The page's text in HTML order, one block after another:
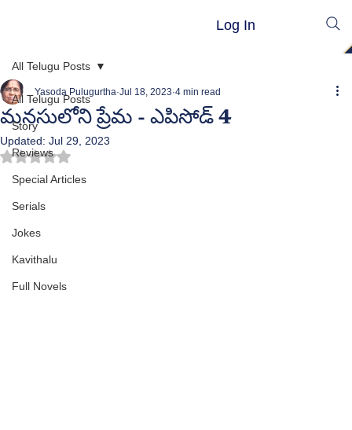
Log In
All Telugu Posts
Story
Reviews
Special Articles
Serials
Jokes
Kavithalu
Full Novels
All Telugu Posts
మనసులోని ప్రేమ - ఎపిసోడ్ 4
Yasoda Pulugurtha Jul 18, 2023 4 min read
Updated: Jul 29, 2023
Rated NaN out of 5 stars.